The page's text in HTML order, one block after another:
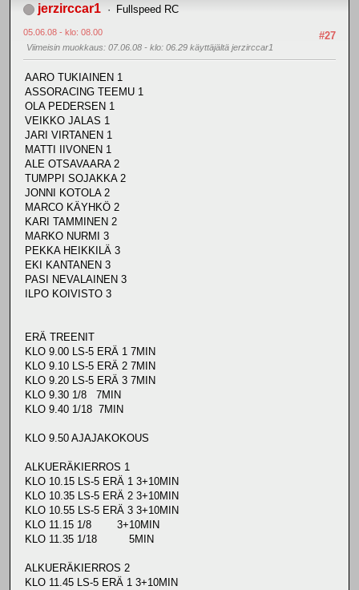
jerzirccar1 Fullspeed RC
#27
05.06.08 - klo: 08.00
Viimeisin muokkaus: 07.06.08 - klo: 06.29 käyttäjältä jerzirccar1
AARO TUKIAINEN 1
ASSORACING TEEMU 1
OLA PEDERSEN 1
VEIKKO JALAS 1
JARI VIRTANEN 1
MATTI IIVONEN 1
ALE OTSAVAARA 2
TUMPPI SOJAKKA 2
JONNI KOTOLA 2
MARCO KÄYHKÖ 2
KARI TAMMINEN 2
MARKO NURMI 3
PEKKA HEIKKILÄ 3
EKI KANTANEN 3
PASI NEVALAINEN 3
ILPO KOIVISTO 3
ERÄ TREENIT
KLO 9.00 LS-5 ERÄ 1 7MIN
KLO 9.10 LS-5 ERÄ 2 7MIN
KLO 9.20 LS-5 ERÄ 3 7MIN
KLO 9.30 1/8 7MIN
KLO 9.40 1/18 7MIN
KLO 9.50 AJAJAKOKOUS
ALKUERÄKIERROS 1
KLO 10.15 LS-5 ERÄ 1 3+10MIN
KLO 10.35 LS-5 ERÄ 2 3+10MIN
KLO 10.55 LS-5 ERÄ 3 3+10MIN
KLO 11.15 1/8 3+10MIN
KLO 11.35 1/18 5MIN
ALKUERÄKIERROS 2
KLO 11.45 LS-5 ERÄ 1 3+10MIN